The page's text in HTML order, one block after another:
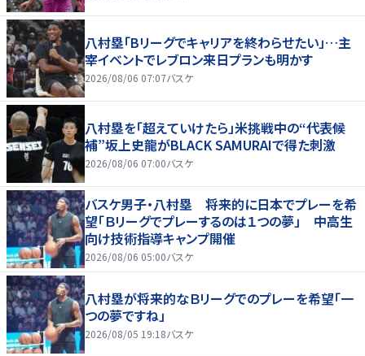
八村塁「Bリーグでキャリアを終わらせたい」…主
宰イベントでレブロン来日プランも明かす
2026/08/06 07:07バスケ
八村塁を「超えていけたら」米挑戦中の“代表候
補”坂上史龍がBLACK SAMURAIで得た刺激
2026/08/06 07:00バスケ
バスケ男子・八村塁 将来的に日本でプレーを希
望「Ｂリーグでプレーするのは１つの夢」 中高生
向け技術指導キャンプ開催
2026/08/06 05:00バスケ
八村塁が将来的なＢリーグでのプレーを希望「一
つの夢ですね」
2026/08/05 19:18バスケ